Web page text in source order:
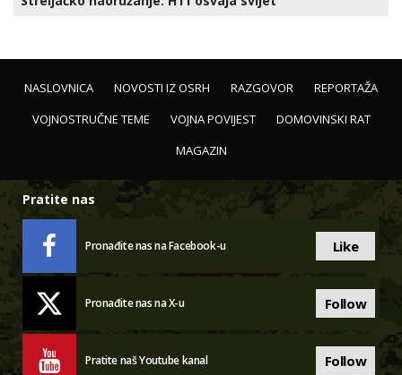
NASLOVNICA NOVOSTI IZ OSRH RAZGOVOR
REPORTAŽA
VOJNOSTRUČNE TEME
VOJNA POVIJEST
DOMOVINSKI RAT
MAGAZIN
Pratite nas
Pronađite nas na Facebook-u Like
Pronađite nas na X-u Follow
Pratite naš Youtube kanal Follow